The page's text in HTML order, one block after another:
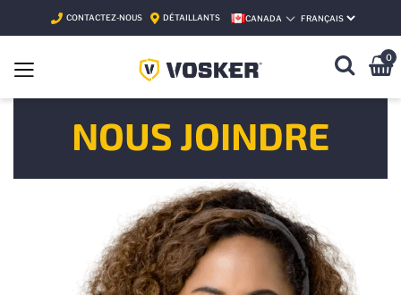
CONTACTEZ-NOUS DÉTAILLANTS
CANADA
SELECT LANGUAGE
0
NOUS JOINDRE